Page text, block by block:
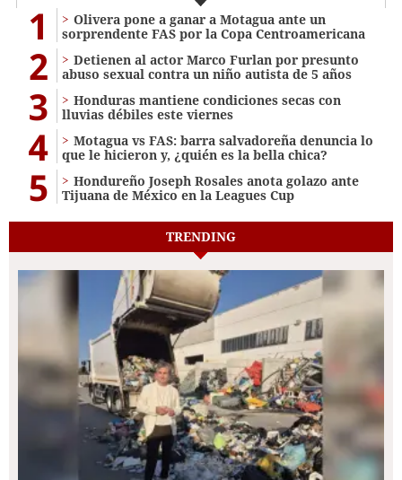
1
Olivera pone a ganar a Motagua ante un
sorprendente FAS por la Copa Centroamericana
2
Detienen al actor Marco Furlan por presunto
abuso sexual contra un niño autista de 5 años
3
Honduras mantiene condiciones secas con
lluvias débiles este viernes
4
Motagua vs FAS: barra salvadoreña denuncia lo
que le hicieron y, ¿quién es la bella chica?
5
Hondureño Joseph Rosales anota golazo ante
Tijuana de México en la Leagues Cup
TRENDING